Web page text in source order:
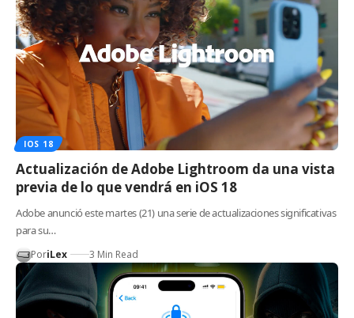
IOS 18
Actualización de Adobe Lightroom da una vista
previa de lo que vendrá en iOS 18
Adobe anunció este martes (21) una serie de actualizaciones significativas
para su…
PoriLex 3 Min Read